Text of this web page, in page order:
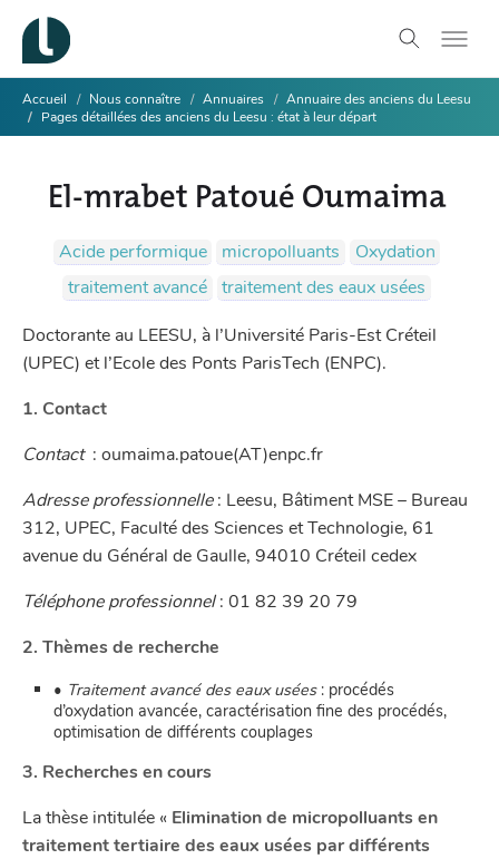
Accueil Nous connaître Annuaires
Annuaire des anciens du Leesu
Pages détaillées des anciens du Leesu : état à leur départ
El-mrabet Patoué Oumaima
Acide performique micropolluants
Oxydation
traitement avancé
traitement des eaux usées
Doctorante au LEESU, à l’Université Paris-Est Créteil
(UPEC) et l’Ecole des Ponts ParisTech (ENPC).
1. Contact
Contact : oumaima.patoue(AT)enpc.fr
Adresse professionnelle: Leesu, Bâtiment MSE – Bureau
312, UPEC, Faculté des Sciences et Technologie, 61
avenue du Général de Gaulle, 94010 Créteil cedex
Téléphone professionnel: 01 82 39 20 79
2. Thèmes de recherche
• Traitement avancé des eaux usées: procédés
d’oxydation avancée, caractérisation fine des procédés,
optimisation de différents couplages
3. Recherches en cours
La thèse intitulée « Elimination de micropolluants en
traitement tertiaire des eaux usées par différents